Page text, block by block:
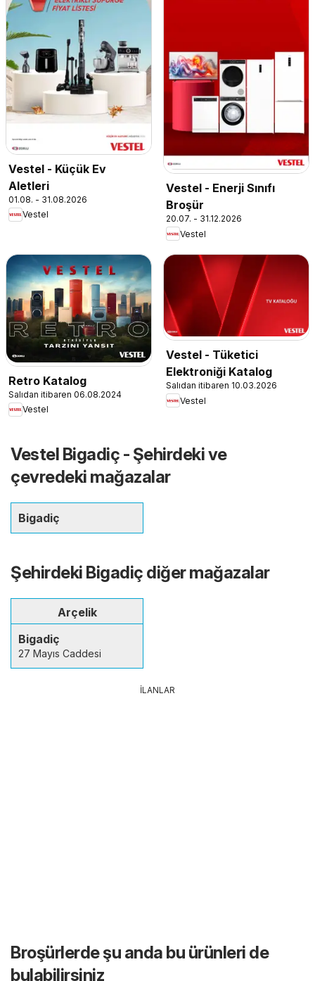
Vestel - Küçük Ev
Aletleri
01.08. - 31.08.2026
Vestel
Vestel - Enerji Sınıfı
Broşür
20.07. - 31.12.2026
Vestel
Retro Katalog
Salıdan itibaren 06.08.2024
Vestel
Vestel - Tüketici
Elektroniği Katalog
Salıdan itibaren 10.03.2026
Vestel
Vestel Bigadiç - Şehirdeki ve
çevredeki mağazalar
Bigadiç
Şehirdeki Bigadiç diğer mağazalar
Arçelik
Bigadiç
27 Mayıs Caddesi
İLANLAR
Broşürlerde şu anda bu ürünleri de
bulabilirsiniz